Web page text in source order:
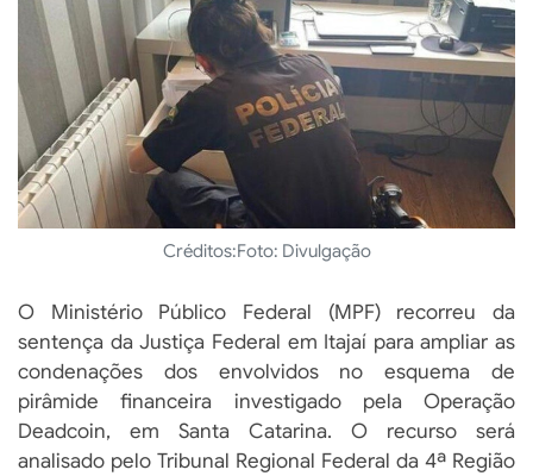
Créditos:Foto: Divulgação
O Ministério Público Federal (MPF) recorreu da
sentença da Justiça Federal em Itajaí para ampliar as
condenações dos envolvidos no esquema de
pirâmide financeira investigado pela Operação
Deadcoin, em Santa Catarina. O recurso será
analisado pelo Tribunal Regional Federal da 4ª Região